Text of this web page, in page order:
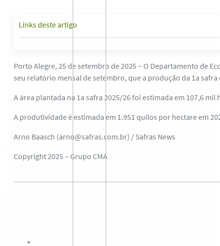
Links deste artigo
Porto Alegre, 25 de setembro de 2025 – O Departamento de
seu relatório mensal de setembro, que a produção da 1a
A área plantada na 1a safra 2025/26 foi estimada em 107,6
A produtividade é estimada em 1.951 quilos por hectare em
Arno Baasch (arno@safras.com.br) / Safras News
Copyright 2025 – Grupo CMA